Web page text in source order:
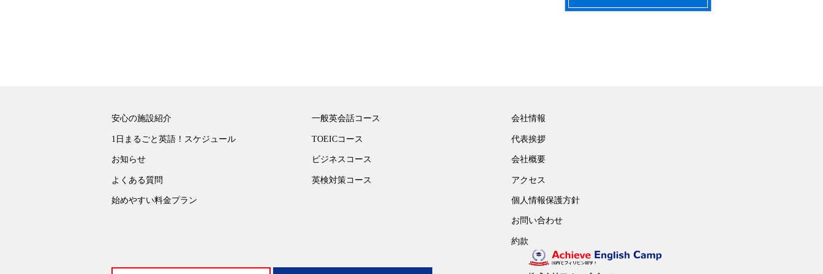
安心の施設紹介
1日まるごと英語！スケジュール
お知らせ
よくある質問
始めやすい料金プラン
一般英会話コース
TOEICコース
ビジネスコース
英検対策コース
会社情報
代表挨拶
会社概要
アクセス
個人情報保護方針
お問い合わせ
約款